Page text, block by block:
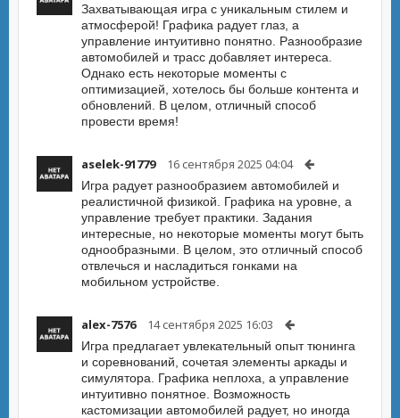
Захватывающая игра с уникальным стилем и
атмосферой! Графика радует глаз, а
управление интуитивно понятно. Разнообразие
автомобилей и трасс добавляет интереса.
Однако есть некоторые моменты с
оптимизацией, хотелось бы больше контента и
обновлений. В целом, отличный способ
провести время!
aselek-91779 16 сентября 2025 04:04
Игра радует разнообразием автомобилей и
реалистичной физикой. Графика на уровне, а
управление требует практики. Задания
интересные, но некоторые моменты могут быть
однообразными. В целом, это отличный способ
отвлечься и насладиться гонками на
мобильном устройстве.
alex-7576 14 сентября 2025 16:03
Игра предлагает увлекательный опыт тюнинга
и соревнований, сочетая элементы аркады и
симулятора. Графика неплоха, а управление
интуитивно понятное. Возможность
кастомизации автомобилей радует, но иногда